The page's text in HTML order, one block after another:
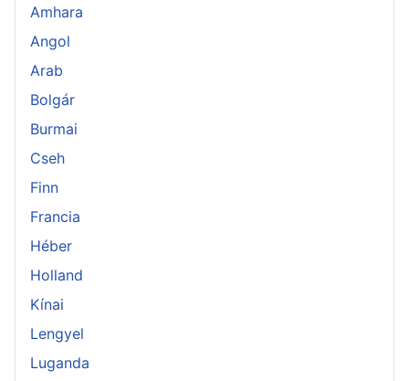
Amhara
Angol
Arab
Bolgár
Burmai
Cseh
Finn
Francia
Héber
Holland
Kínai
Lengyel
Luganda